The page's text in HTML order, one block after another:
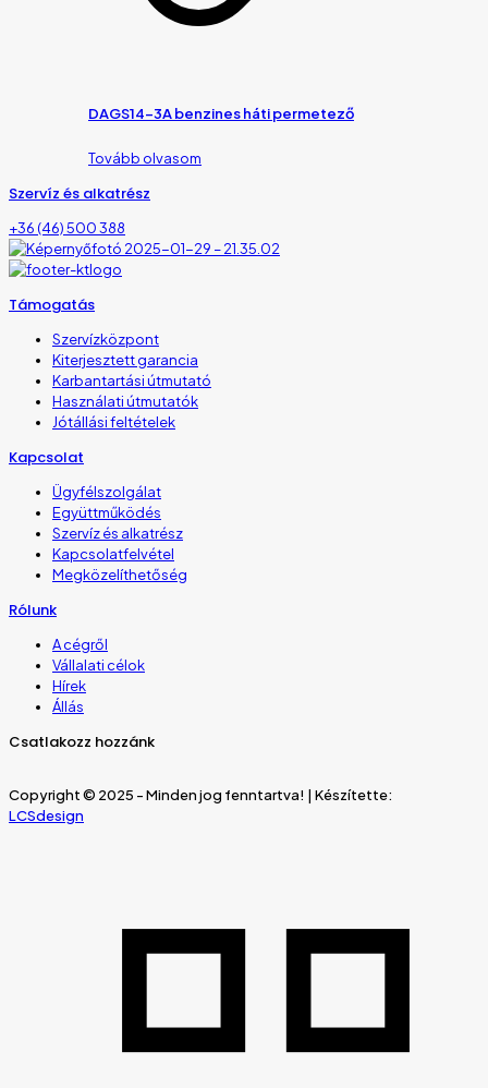
DAGS14-3A benzines háti permetező
Tovább olvasom
Szervíz és alkatrész
+36 (46) 500 388
Támogatás
Szervízközpont
Kiterjesztett garancia
Karbantartási útmutató
Használati útmutatók
Jótállási feltételek
Kapcsolat
Ügyfélszolgálat
Együttműködés
Szervíz és alkatrész
Kapcsolatfelvétel
Megközelíthetőség
Rólunk
A cégről
Vállalati célok
Hírek
Állás
Csatlakozz hozzánk
Copyright © 2025 - Minden jog fenntartva! | Készítette:
LCSdesign